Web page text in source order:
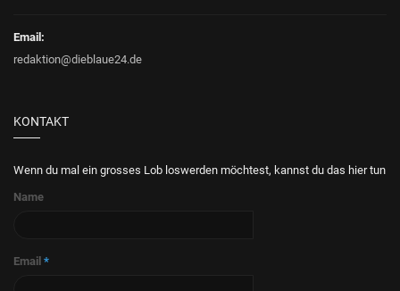
Email:
redaktion@dieblaue24.de
KONTAKT
Wenn du mal ein grosses Lob loswerden möchtest, kannst du das hier tun
Name
Email *